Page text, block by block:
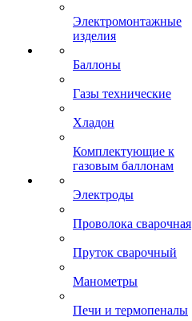
Электромонтажные
изделия
Баллоны
Газы технические
Хладон
Комплектующие к
газовым баллонам
Электроды
Проволока сварочная
Пруток сварочный
Манометры
Печи и термопеналы